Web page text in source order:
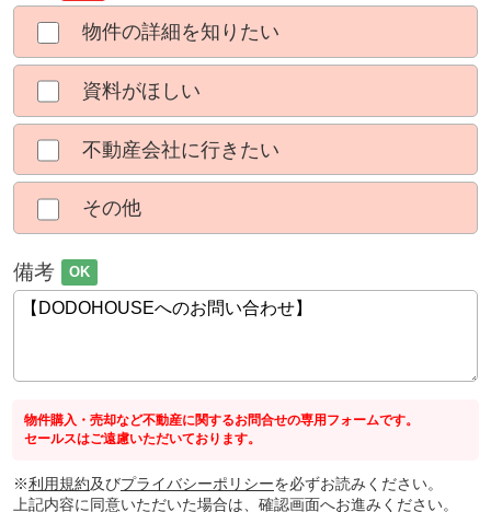
物件の詳細を知りたい
資料がほしい
不動産会社に行きたい
その他
備考 OK
物件購入・売却など不動産に関するお問合せの専用フォームです。
セールスはご遠慮いただいております。
※利用規約及びプライバシーポリシーを必ずお読みください。
上記内容に同意いただいた場合は、確認画面へお進みください。